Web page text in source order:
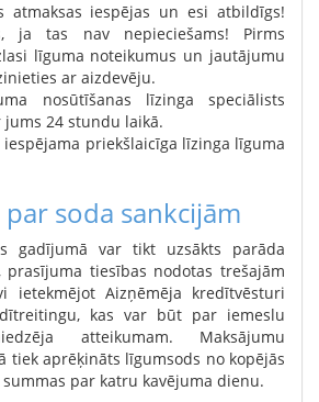
atmaksas iespējas un esi atbildīgs!
ja tas nav nepieciešams! Pirms
līguma noteikumus un jautājumu
ar aizdevēju.
nosūtīšanas līzinga speciālists
jums 24 stundu laikā.
iespējama priekšlaicīga līzinga līguma
soda sankcijām
gadījumā var tikt uzsākts parāda
prasījuma tiesības nodotas trešajām
ietekmējot Aizņēmēja kredītvēsturi
kas var būt par iemeslu
atteikumam. Maksājumu
tiek aprēķināts līgumsods no kopējās
par katru kavējuma dienu.